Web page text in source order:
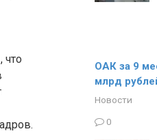
что
ОАК за 9
млрд
Новости
0